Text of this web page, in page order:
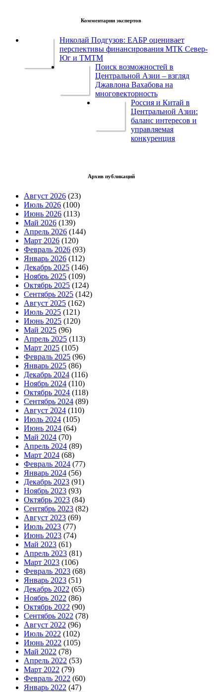
Комментарии экспертов
Николай Подгузов: ЕАБР оценивает
перспективы финансирования МТК Север-
Юг и ТМТМ
Поиск возможностей в
Центральной Азии – взгляд
Джавлона Вахабова на
многовекторность
Россия и Китай в
Центральной Азии:
баланс интересов и
управляемая
конкуренция
Архив публикаций
Август 2026 (23)
Июль 2026 (100)
Июнь 2026 (113)
Май 2026 (139)
Апрель 2026 (144)
Март 2026 (120)
Февраль 2026 (93)
Январь 2026 (112)
Декабрь 2025 (146)
Ноябрь 2025 (109)
Октябрь 2025 (124)
Сентябрь 2025 (142)
Август 2025 (162)
Июль 2025 (121)
Июнь 2025 (120)
Май 2025 (96)
Апрель 2025 (113)
Март 2025 (105)
Февраль 2025 (96)
Январь 2025 (86)
Декабрь 2024 (116)
Ноябрь 2024 (110)
Октябрь 2024 (118)
Сентябрь 2024 (89)
Август 2024 (110)
Июль 2024 (105)
Июнь 2024 (64)
Май 2024 (70)
Апрель 2024 (89)
Март 2024 (68)
Февраль 2024 (77)
Январь 2024 (56)
Декабрь 2023 (91)
Ноябрь 2023 (93)
Октябрь 2023 (84)
Сентябрь 2023 (82)
Август 2023 (69)
Июль 2023 (77)
Июнь 2023 (74)
Май 2023 (61)
Апрель 2023 (81)
Март 2023 (106)
Февраль 2023 (68)
Январь 2023 (51)
Декабрь 2022 (65)
Ноябрь 2022 (86)
Октябрь 2022 (90)
Сентябрь 2022 (78)
Август 2022 (96)
Июль 2022 (102)
Июнь 2022 (105)
Май 2022 (78)
Апрель 2022 (53)
Март 2022 (79)
Февраль 2022 (60)
Январь 2022 (47)